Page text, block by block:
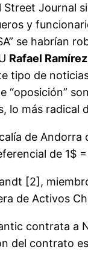
Street Journal
y
se habrían
Rafael Ramírez
tipo de
“oposición”
lo más
de
de 1$
[2],
de Activos
contrata a
del contrato